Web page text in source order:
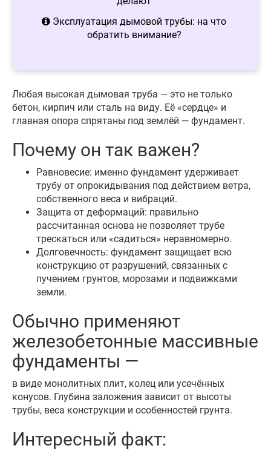
Эксплуатация дымовой трубы: на что
обратить внимание?
Любая высокая дымовая труба — это не только
бетон, кирпич или сталь на виду. Её «сердце» и
главная опора спрятаны под землёй — фундамент.
Почему он так важен?
Равновесие: именно фундамент удерживает
трубу от опрокидывания под действием ветра,
собственного веса и вибраций.
Защита от деформаций: правильно
рассчитанная основа не позволяет трубе
трескаться или «садиться» неравномерно.
Долговечность: фундамент защищает всю
конструкцию от разрушений, связанных с
пучением грунтов, морозами и подвижками
земли.
Обычно применяют
железобетонные массивные
фундаменты —
в виде монолитных плит, колец или усечённых
конусов. Глубина заложения зависит от высоты
трубы, веса конструкции и особенностей грунта.
Интересный факт: